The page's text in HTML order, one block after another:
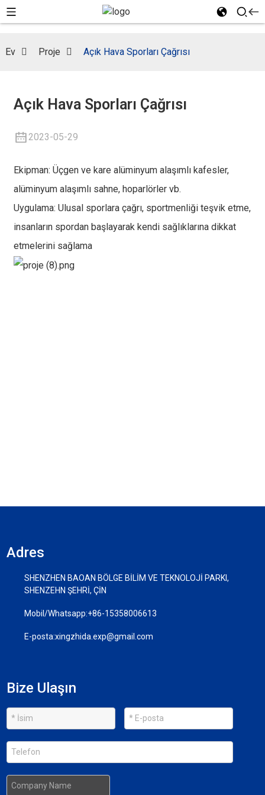
Ev Proje Açık Hava Sporları Çağrısı
Açık Hava Sporları Çağrısı
2023-05-29
Ekipman: Üçgen ve kare alüminyum alaşımlı kafesler,
alüminyum alaşımlı sahne, hoparlörler vb.
Uygulama: Ulusal sporlara çağrı, sportmenliği teşvik etme,
insanların spordan başlayarak kendi sağlıklarına dikkat
etmelerini sağlama
Adres
SHENZHEN BAOAN BÖLGE BİLİM VE TEKNOLOJİ PARKI,
SHENZEHN ŞEHRİ, ÇİN
Mobil/Whatsapp:+86-15358006613
E-posta:xingzhida.exp@gmail.com
Bize Ulaşın